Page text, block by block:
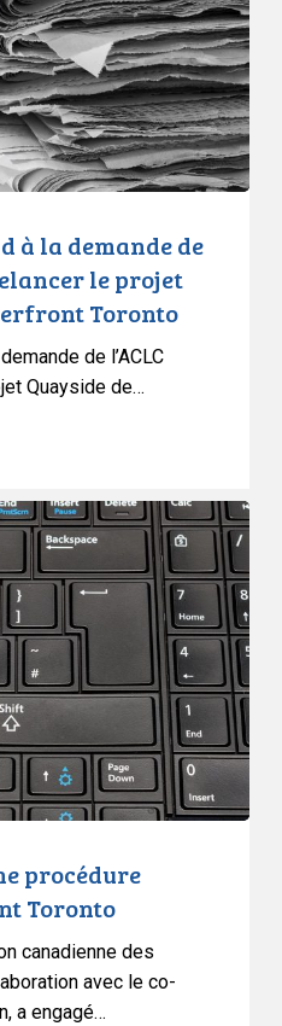
à la demande de
le projet
Toronto
de l’ACLC
Quayside de…
procédure
Toronto
canadienne des
avec le co-
a engagé…